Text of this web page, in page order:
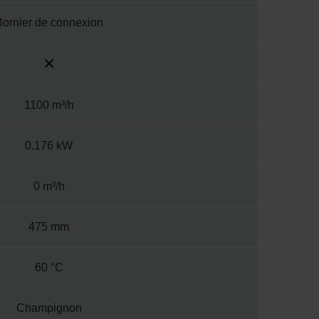
de connexion
1100 m³/h
0.176 kW
0 m³/h
475 mm
60 °C
Champignon